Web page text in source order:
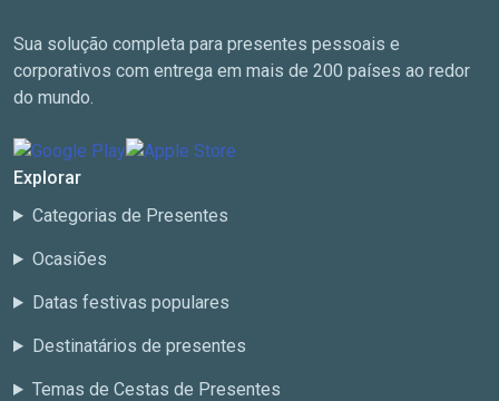
Sua solução completa para presentes pessoais e
corporativos com entrega em mais de 200 países ao redor
do mundo.
Explorar
Categorias de Presentes
Ocasiões
Datas festivas populares
Destinatários de presentes
Temas de Cestas de Presentes